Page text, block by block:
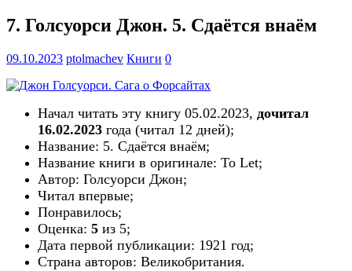
7. Голсуорси Джон. 5. Сдаётся внаём
09.10.2023 ptolmachev Книги 0
Начал читать эту книгу 05.02.2023, дочитал
16.02.2023 года (читал 12 дней);
Название: 5. Сдаётся внаём;
Название книги в оригинале: To Let;
Автор: Голсуорси Джон;
Читал впервые;
Понравилось;
Оценка: 5 из 5;
Дата первой публикации: 1921 год;
Страна авторов: Великобритания.